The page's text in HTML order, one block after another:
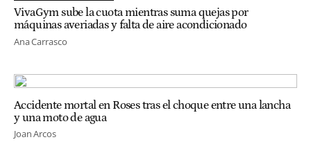
VivaGym sube la cuota mientras suma quejas por
máquinas averiadas y falta de aire acondicionado
Ana Carrasco
Accidente mortal en Roses tras el choque entre una lancha
y una moto de agua
Joan Arcos